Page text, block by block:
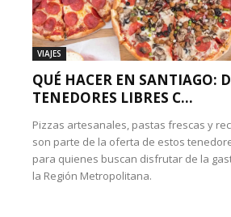
VIAJES
QUÉ HACER EN SANTIAGO:
TENEDORES LIBRES C...
Pizzas artesanales, pastas frescas y
son parte de la oferta de estos
para quienes buscan disfrutar de la
la Región Metropolitana.